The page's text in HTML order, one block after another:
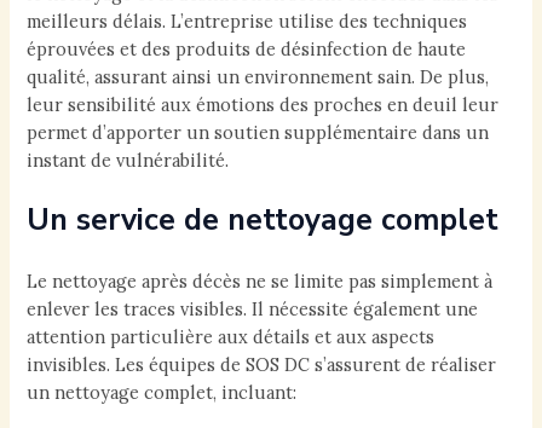
meilleurs délais. L’entreprise utilise des techniques
éprouvées et des produits de désinfection de haute
qualité, assurant ainsi un environnement sain. De plus,
leur sensibilité aux émotions des proches en deuil leur
permet d’apporter un soutien supplémentaire dans un
instant de vulnérabilité.
Un service de nettoyage complet
Le nettoyage après décès ne se limite pas simplement à
enlever les traces visibles. Il nécessite également une
attention particulière aux détails et aux aspects
invisibles. Les équipes de SOS DC s’assurent de réaliser
un nettoyage complet, incluant: